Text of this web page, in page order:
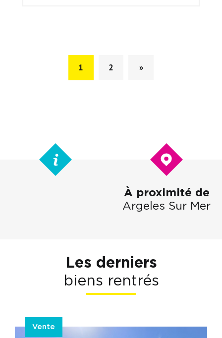
1 2 »
À proximité de
Argeles Sur Mer
Les derniers
biens rentrés
Vente